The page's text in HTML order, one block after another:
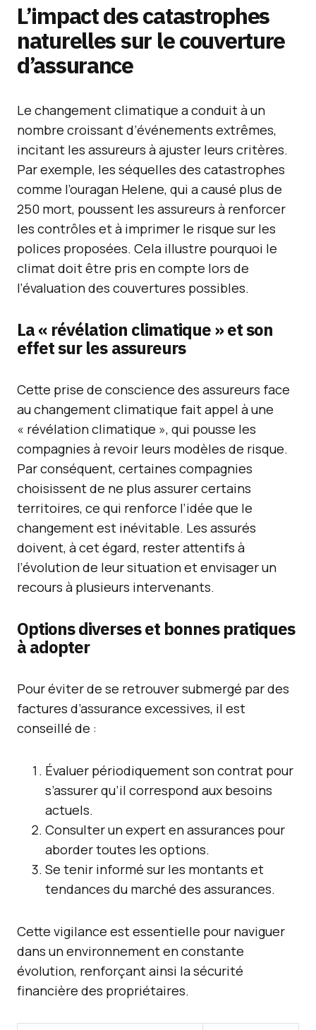
L’impact des catastrophes
naturelles sur le couverture
d’assurance
Le changement climatique a conduit à un
nombre croissant d’événements extrêmes,
incitant les assureurs à ajuster leurs critères.
Par exemple, les séquelles des catastrophes
comme l’ouragan Helene, qui a causé plus de
250 mort, poussent les assureurs à renforcer
les contrôles et à imprimer le risque sur les
polices proposées. Cela illustre pourquoi le
climat doit être pris en compte lors de
l’évaluation des couvertures possibles.
La « révélation climatique » et son
effet sur les assureurs
Cette prise de conscience des assureurs face
au changement climatique fait appel à une
« révélation climatique », qui pousse les
compagnies à revoir leurs modèles de risque.
Par conséquent, certaines compagnies
choisissent de ne plus assurer certains
territoires, ce qui renforce l’idée que le
changement est inévitable. Les assurés
doivent, à cet égard, rester attentifs à
l’évolution de leur situation et envisager un
recours à plusieurs intervenants.
Options diverses et bonnes pratiques
à adopter
Pour éviter de se retrouver submergé par des
factures d’assurance excessives, il est
conseillé de :
Évaluer périodiquement son contrat pour
s’assurer qu’il correspond aux besoins
actuels.
Consulter un expert en assurances pour
aborder toutes les options.
Se tenir informé sur les montants et
tendances du marché des assurances.
Cette vigilance est essentielle pour naviguer
dans un environnement en constante
évolution, renforçant ainsi la sécurité
financière des propriétaires.